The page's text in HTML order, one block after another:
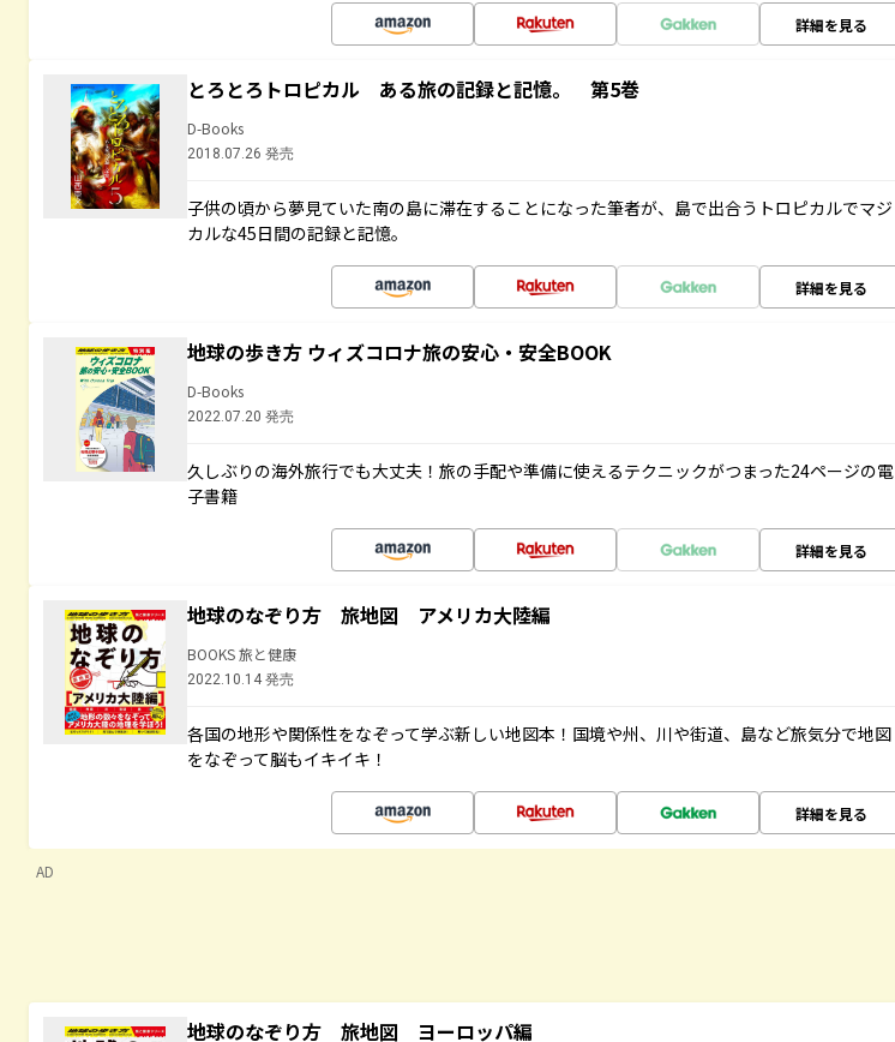
詳細を見る
とろとろトロピカル ある旅の記録と記憶。 第5巻
D-Books
2018.07.26 発売
子供の頃から夢見ていた南の島に滞在することになった筆者が、島で出合うトロピカルでマジ
カルな45日間の記録と記憶。
詳細を見る
地球の歩き方 ウィズコロナ旅の安心・安全BOOK
D-Books
2022.07.20 発売
久しぶりの海外旅行でも大丈夫！旅の手配や準備に使えるテクニックがつまった24ページの電
子書籍
詳細を見る
地球のなぞり方 旅地図 アメリカ大陸編
BOOKS 旅と健康
2022.10.14 発売
各国の地形や関係性をなぞって学ぶ新しい地図本！国境や州、川や街道、島など旅気分で地図
をなぞって脳もイキイキ！
詳細を見る
AD
地球のなぞり方 旅地図 ヨーロッパ編